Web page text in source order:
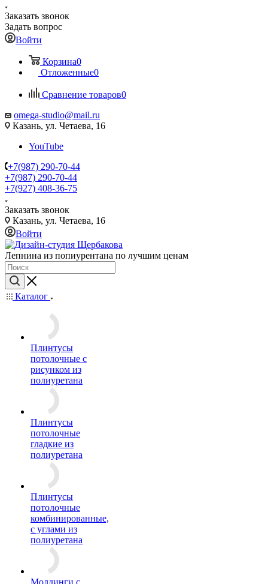
Заказать звонок
Задать вопрос
Войти
Корзина0
Отложенные0
Сравнение товаров0
omega-studio@mail.ru
Казань, ул. Четаева, 16
YouTube
+7(987) 290-70-44
+7(987) 290-70-44
+7(927) 408-36-75
Заказать звонок
Казань, ул. Четаева, 16
Войти
Лепнина из попиурентана по лучшим ценам
Каталог
Плинтусы
потолочные с
рисунком из
полиуретана
Плинтусы
потолочные
гладкие из
полиуретана
Плинтусы
потолочные
комбинированные,
с углами из
полиуретана
Молдинги c